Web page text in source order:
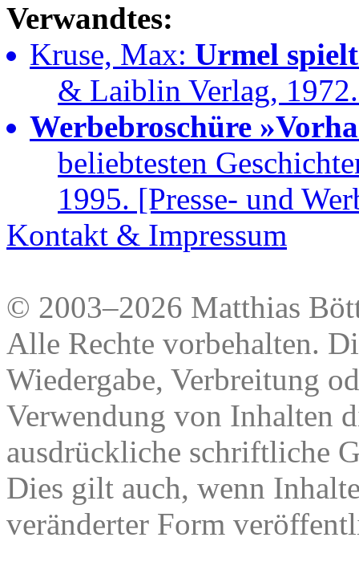
Verwandtes:
Kruse, Max: Urmel
& Laiblin Verlag,
Werbebroschüre
beliebtesten
1995. [Presse- und
Kontakt & Impressum
© 2003–2026 Matthias
Alle Rechte vorbehalten.
Wiedergabe, Verbreitung
Verwendung von Inhalten
ausdrückliche schriftliche
Dies gilt auch, wenn
veränderter Form